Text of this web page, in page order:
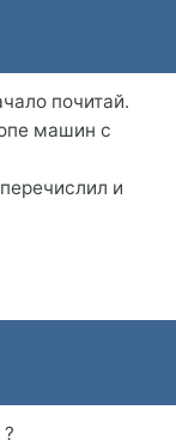
почитай.
машин с
и